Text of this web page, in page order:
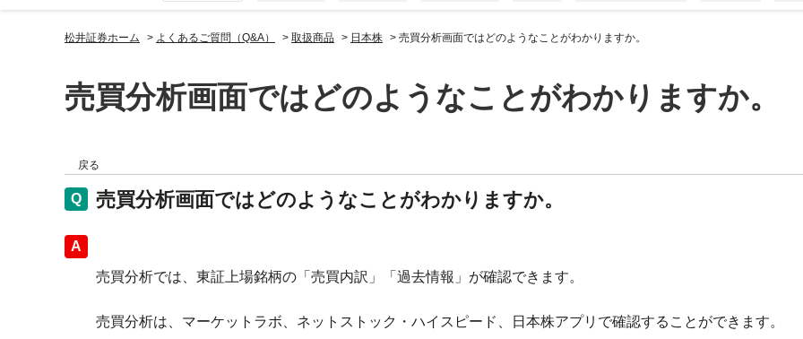
松井証券ホーム > よくあるご質問（Q&A） > 取扱商品 > 日本株 > 売買分析画面ではどのようなことがわかりますか。
売買分析画面ではどのようなことがわかりますか。
戻る
売買分析画面ではどのようなことがわかりますか。
回答
売買分析では、東証上場銘柄の「売買内訳」「過去情報」が確認できます。
売買分析は、マーケットラボ、ネットストック・ハイスピード、日本株アプリで確認することができます。